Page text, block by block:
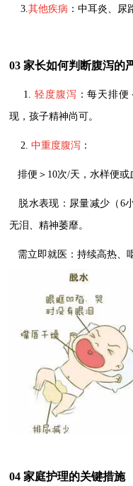
3.其他疾病 ：中耳炎、尿
03 家长如何判断腹泻的
1. 轻度腹泻 ：每天排
现，孩子精神尚可。
2.中重度腹泻 ：
排便＞10次/天，水样便或
脱水表现：尿量减少（6
无泪、精神萎靡。
需立即就医：持续高热、
04 家庭护理的关键措施